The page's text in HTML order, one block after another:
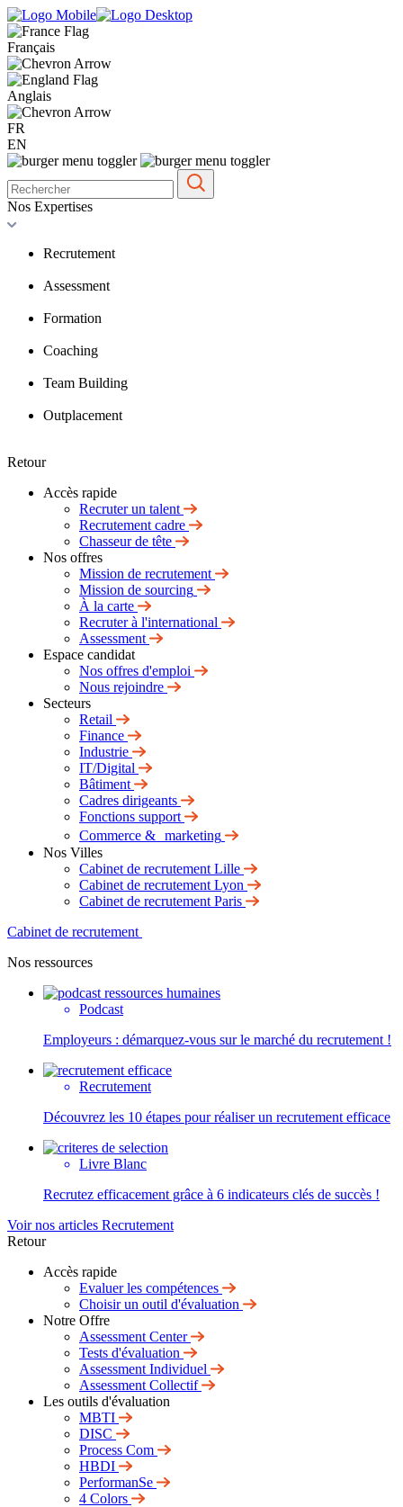
Français
Anglais
FR
EN
Nos Expertises
Recrutement
Assessment
Formation
Coaching
Team Building
Outplacement
Retour
Accès rapide
Recruter un talent
Recrutement cadre
Chasseur de tête
Nos offres
Mission de recrutement
Mission de sourcing
À la carte
Recruter à l'international
Assessment
Espace candidat
Nos offres d'emploi
Nous rejoindre
Secteurs
Retail
Finance
Industrie
IT/Digital
Bâtiment
Cadres dirigeants
Fonctions support
Commerce & marketing
Nos Villes
Cabinet de recrutement Lille
Cabinet de recrutement Lyon
Cabinet de recrutement Paris
Cabinet de recrutement
Nos ressources
Podcast
Employeurs : démarquez-vous sur le marché du recrutement !
Recrutement
Découvrez les 10 étapes pour réaliser un recrutement efficace
Livre Blanc
Recrutez efficacement grâce à 6 indicateurs clés de succès !
Voir nos articles Recrutement
Retour
Accès rapide
Evaluer les compétences
Choisir un outil d'évaluation
Notre Offre
Assessment Center
Tests d'évaluation
Assessment Individuel
Assessment Collectif
Les outils d'évaluation
MBTI
DISC
Process Com
HBDI
PerformanSe
4 Colors